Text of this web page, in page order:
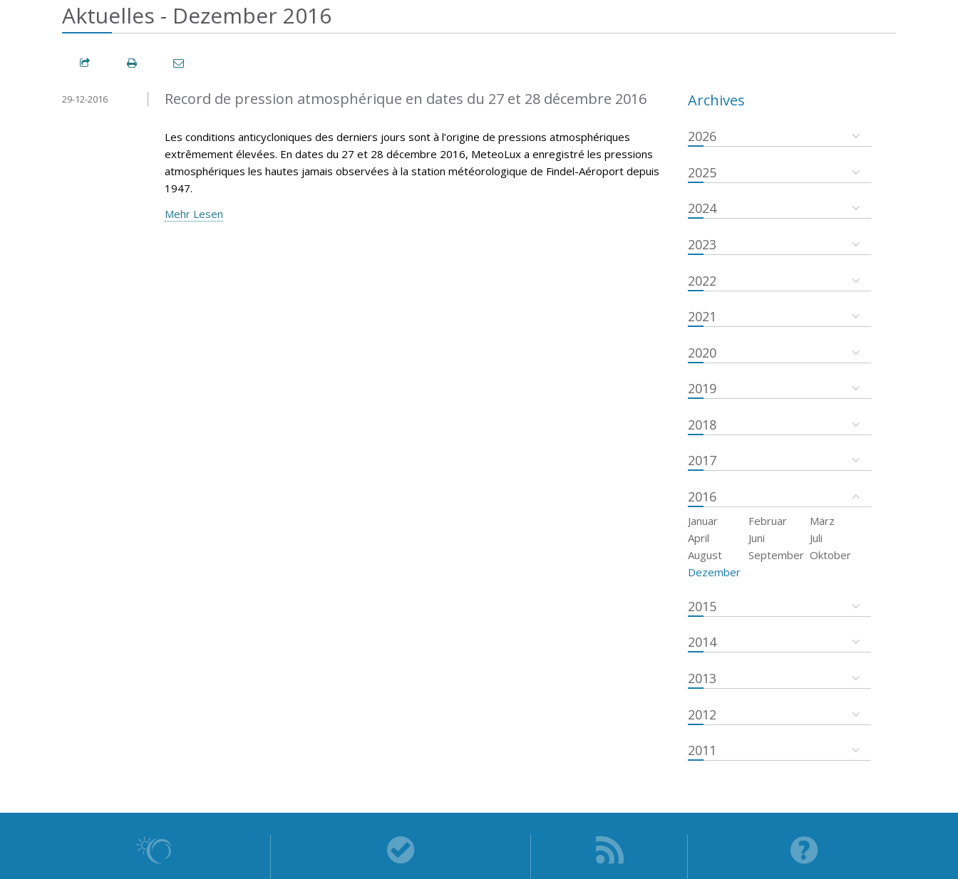
Aktuelles - Dezember 2016
Record de pression atmosphérique en dates du 27 et 28 décembre 2016
29-12-2016
Les conditions anticycloniques des derniers jours sont à l’origine de pressions atmosphériques
extrêmement élevées. En dates du 27 et 28 décembre 2016, MeteoLux a enregistré les pressions
atmosphériques les hautes jamais observées à la station météorologique de Findel-Aéroport depuis
1947.
Mehr Lesen
Archives
2026
2025
2024
2023
2022
2021
2020
2019
2018
2017
2016
Januar Februar
März
April
Juni
Juli
August
September Oktober
Dezember
2015
2014
2013
2012
2011